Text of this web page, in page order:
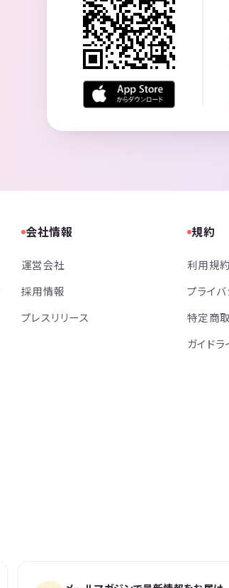
会社情報
運営会社
採用情報
プレスリリース
規約
利用規約
プライ
特定商
ガイド